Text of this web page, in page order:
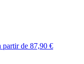
partir de 87,90 €